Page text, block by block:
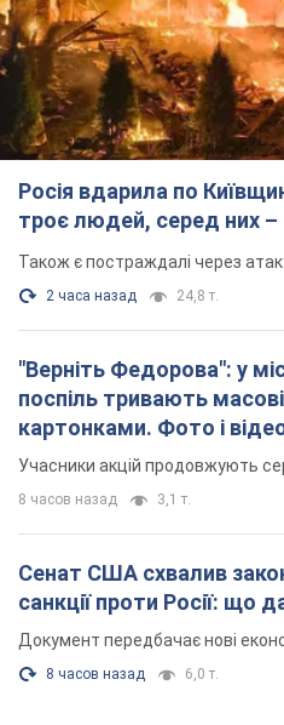
Росія вдарила по
троє людей, серед них
Також є постраждалі через
2 часа назад 24,8 т.
"Верніть Федорова": у
поспіль тривають
картонками. Фото і
Учасники акцій продовжують
8 часов назад 3,1 т.
Сенат США схвалив
санкції проти Росії: що
Документ передбачає нові
8 часов назад 6,0 т.